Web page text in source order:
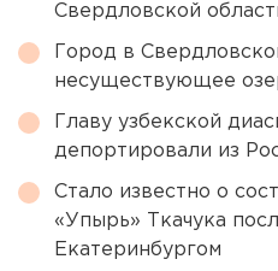
Свердловской
Город в
несуществующее
Главу узбекской
депортировали из
Стало известно о
«Упырь» Ткачука
Екатеринбургом